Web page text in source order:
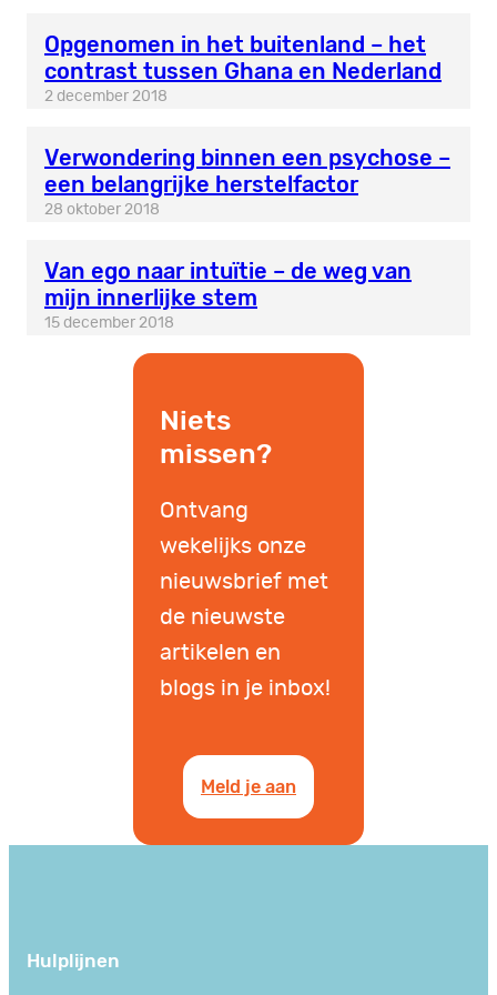
Opgenomen in het buitenland – het
contrast tussen Ghana en Nederland
2 december 2018
Verwondering binnen een psychose –
een belangrijke herstelfactor
28 oktober 2018
Van ego naar intuïtie – de weg van
mijn innerlijke stem
15 december 2018
Niets
missen?
Ontvang
wekelijks onze
nieuwsbrief met
de nieuwste
artikelen en
blogs in je inbox!
Meld je aan
Hulplijnen